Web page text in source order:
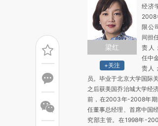
梁红
+关注
经济
2008
限公
间担
责人
任中
责人
员。毕业于北京大学国际
之后获美国乔治城大学经
前，在2003年-2008年期
任董事总经理、首席中国
究部主管。在1998年-